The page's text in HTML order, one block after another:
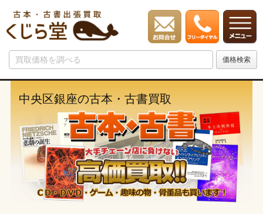
中央区銀座の古本・古書買取